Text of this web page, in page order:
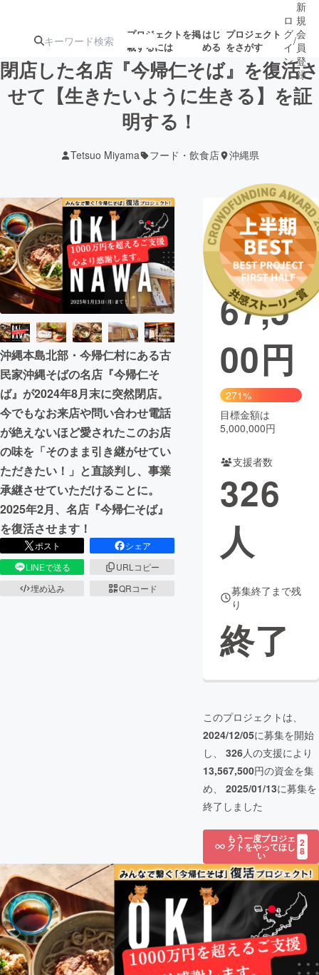
プロジェクトを掲
載するには
はじ
める
プロジェクト
をさがす
注目の新着プロ募集終了が近いプ
音楽
テクノロジー・ガジェット ゲーム・サ
映像・映画 書籍・雑誌
ビジネス・起業 チャレンジ
まちづくり・地域活性化
CAMPFIRE for Social Good
CAMPFIRE Creation
CAMPFIREふるさと納税machi-ya コミュニティ
ロ
グ
イ
ン
/
新
規
会
員
登
録
閉店した名店『今帰仁そば』を復活さ
せて【生きたいように生きる】を証
明する！
Tetsuo Miyama フード・飲食店 沖縄県
沖縄本島北部・今帰仁村にある古
民家沖縄そばの名店『今帰仁そ
ば』が2024年8月末に突然閉店。
今でもなお来店や問い合わせ電話
が絶えないほど愛されたこのお店
の味を「そのまま引き継がせてい
ただきたい！」と直談判し、事業
承継させていただけることに。
2025年2月、名店『今帰仁そば』
を復活させます！
ポスト
シェア
LINEで送る
URLコピー
埋め込み
QRコード
現在の支援総
額
13,5
67,5
00円
271%
目標金額は
5,000,000円
支援者数
326
人
募集終了まで残
り
終了
このプロジェクトは、
2024/12/05に募集を開始
し、 326人の支援により
13,567,500円の資金を集
め、 2025/01/13に募集を
終了しました
もう一度プロジェ
クトをやってほし
い
2
8